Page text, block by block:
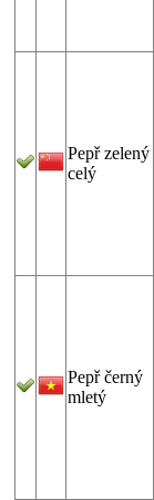
Pepř zelený
celý
Pepř černý
mletý